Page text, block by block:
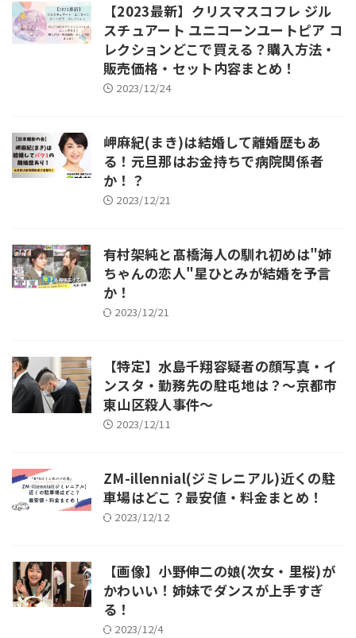
【2023最新】クリスマスコフレ ジル
スチュアート ユニコーンユートピア コ
レクションどこで買える？購入方法・
販売価格・セット内容まとめ！
2023/12/24
岬麻紀(まき)は結婚して離婚歴もあ
る！元旦那はお金持ちで病院関係者
か！？
2023/12/21
有村架純と髙橋海人の馴れ初めは"姉
ちゃんの恋人"星ひとみが結婚を予言
か！
2023/12/21
【特定】水島千翔容疑者の顔写真・イ
ンスタ・勤務先の駐屯地は？～京都市
東山区殺人事件～
2023/12/11
ZM-illennial(ジミレニアル)近くの駐
車場はどこ？最安値・料金まとめ！
2023/12/12
【画像】小野伸二の娘(次女・里桜)が
かわいい！姉妹でダンスが上手すぎ
る！
2023/12/4